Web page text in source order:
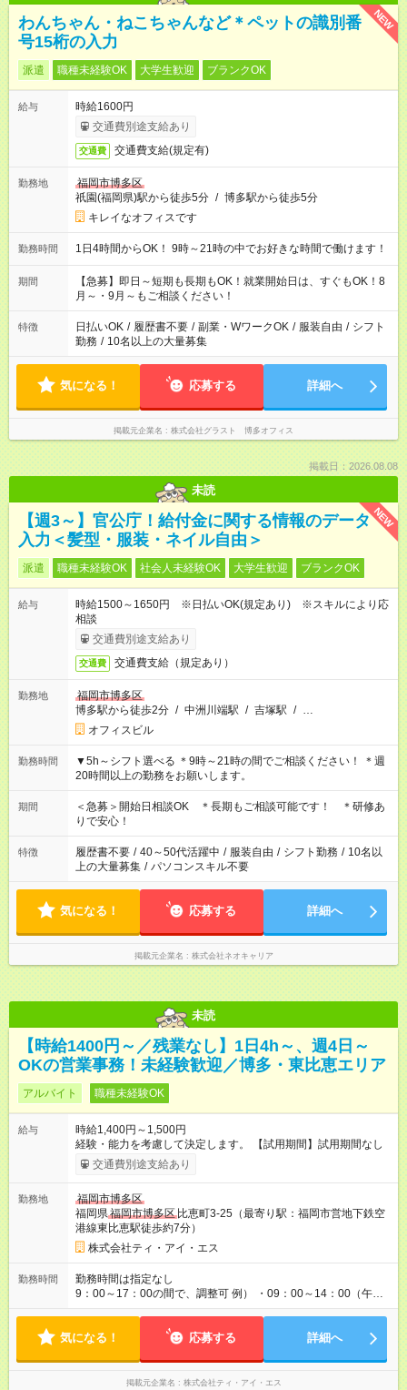
NEW
わんちゃん・ねこちゃんなど＊ペットの識別番
号15桁の入力
派遣 職種未経験OK 大学生歓迎 ブランクOK
給与
時給1600円
交通費別途支給あり
交通費 交通費支給(規定有)
勤務地
福岡市博多区
祇園(福岡県)駅から徒歩5分 / 博多駅から徒歩5分
キレイなオフィスです
勤務時間 1日4時間からOK！ 9時～21時の中でお好きな時間で働けます！
期間
【急募】即日～短期も長期もOK！就業開始日は、すぐもOK！8
月～・9月～もご相談ください！
特徴 日払いOK / 履歴書不要 / 副業・WワークOK / 服装自由 / シフト
勤務 / 10名以上の大量募集
気になる！ 応募する 詳細へ
掲載元企業名 株式会社グラスト 博多オフィス
掲載日：2026.08.08
未読
NEW
【週3～】官公庁！給付金に関する情報のデータ
入力＜髪型・服装・ネイル自由＞
派遣 職種未経験OK 社会人未経験OK 大学生歓迎 ブランクOK
給与
時給1500～1650円 ※日払いOK(規定あり) ※スキルにより応
相談
交通費別途支給あり
交通費 交通費支給（規定あり）
勤務地
福岡市博多区
博多駅から徒歩2分 / 中洲川端駅 / 吉塚駅 / …
オフィスビル
勤務時間
▼5h～シフト選べる ＊9時～21時の間でご相談ください！ ＊週
20時間以上の勤務をお願いします。
期間
＜急募＞開始日相談OK ＊長期もご相談可能です！ ＊研修あ
りで安心！
特徴 履歴書不要 / 40～50代活躍中 / 服装自由 / シフト勤務 / 10名以
上の大量募集 / パソコンスキル不要
気になる！ 応募する 詳細へ
掲載元企業名 株式会社ネオキャリア
未読
【時給1400円～／残業なし】1日4h～、週4日～
OKの営業事務！未経験歓迎／博多・東比恵エリア
アルバイト 職種未経験OK
給与
時給1,400円～1,500円
経験・能力を考慮して決定します。 【試用期間】試用期間なし
交通費別途支給あり
勤務地
福岡市博多区
福岡県福岡市博多区 比恵町3-25（最寄り駅：福岡市営地下鉄空
港線東比恵駅徒歩約7分）
株式会社ティ・アイ・エス
勤務時間
勤務時間は指定なし
9：00～17：00の間で、調整可 例） ・09：00～14：00（午後
からは家事に） ・10：00～16：00（朝はゆっくりスタート）
務で、ご希望に合わせて調整します。 ◎今週は子供の行事で…
気になる！ 応募する 詳細へ
掲載元企業名 株式会社ティ・アイ・エス